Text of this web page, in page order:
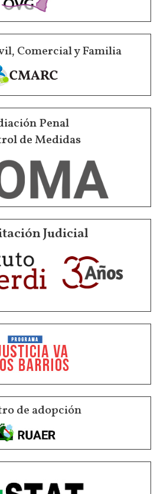
Comercial y Familia
Penal
de Medidas
Judicial
de adopción